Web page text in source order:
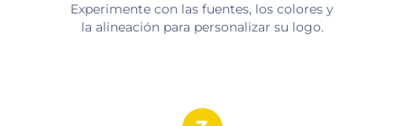
Experimente con las fuentes, los colores y
la alineación para personalizar su logo.